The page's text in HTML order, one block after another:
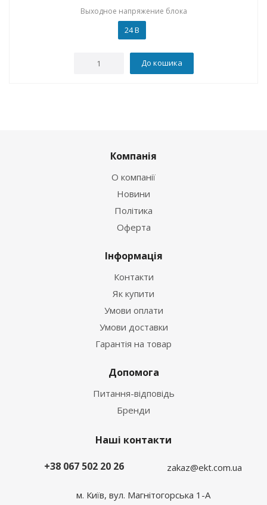
Выходное напряжение блока
24 В
До кошика
Компанія
О компанії
Новини
Політика
Оферта
Інформація
Контакти
Як купити
Умови оплати
Умови доставки
Гарантія на товар
Допомога
Питання-відповідь
Бренди
Наші контакти
+38 067 502 20 26
zakaz@ekt.com.ua
м. Київ, вул. Магнітогорська 1-А